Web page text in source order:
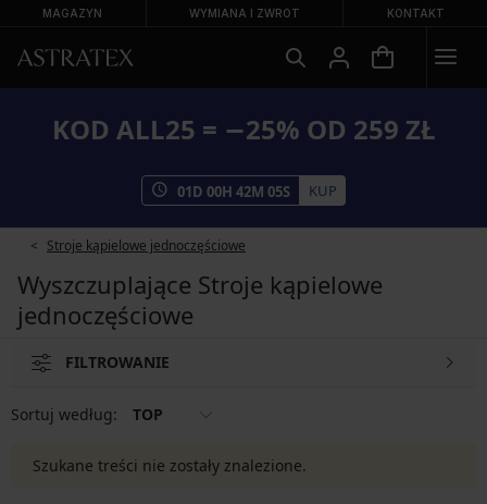
MAGAZYN WYMIANA I ZWROT KONTAKT
KOD ALL25 = −25% OD 259 ZŁ
01D 00H 42M 04S KUP
Stroje kąpielowe jednoczęściowe
Wyszczuplające Stroje kąpielowe
jednoczęściowe
FILTROWANIE
Sortuj według: TOP
Szukane treści nie zostały znalezione.